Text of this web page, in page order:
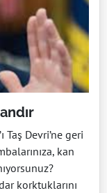
Devri’ne geri
kan
korktuklarını